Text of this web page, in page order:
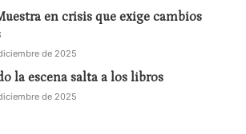
en crisis que exige cambios
de 2025
la escena salta a los libros
de 2025